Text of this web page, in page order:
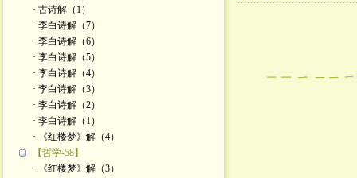
· 古诗解（1）
· 李白诗解（7）
· 李白诗解（6）
· 李白诗解（5）
· 李白诗解（4）
· 李白诗解（3）
· 李白诗解（2）
· 李白诗解（1）
· 《红楼梦》解（4）
【哲学-58】
· 《红楼梦》解（3）